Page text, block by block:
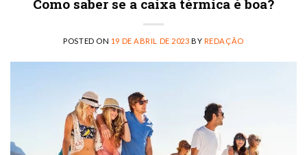
Como saber se a caixa térmica é boa?
POSTED ON 19 DE ABRIL DE 2023 BY REDAÇÃO